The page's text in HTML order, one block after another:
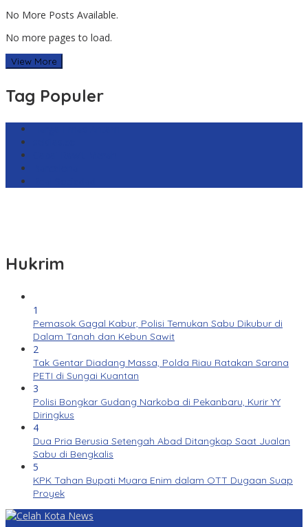
No More Posts Available.
No more pages to load.
View More
Tag Populer
Hukrim
1
Pemasok Gagal Kabur, Polisi Temukan Sabu Dikubur di
Dalam Tanah dan Kebun Sawit
2
Tak Gentar Diadang Massa, Polda Riau Ratakan Sarana
PETI di Sungai Kuantan
3
Polisi Bongkar Gudang Narkoba di Pekanbaru, Kurir YY
Diringkus
4
Dua Pria Berusia Setengah Abad Ditangkap Saat Jualan
Sabu di Bengkalis
5
KPK Tahan Bupati Muara Enim dalam OTT Dugaan Suap
Proyek